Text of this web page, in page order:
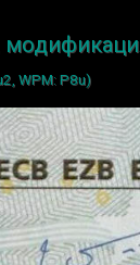
WPM: P8u)